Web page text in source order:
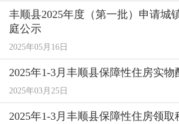
丰顺县2025年度（第一批）申请城
庭公示
2025年05月16日
2025年1-3月丰顺县保障性住房实
2025年03月25日
2025年1-3月丰顺县保障性住房领